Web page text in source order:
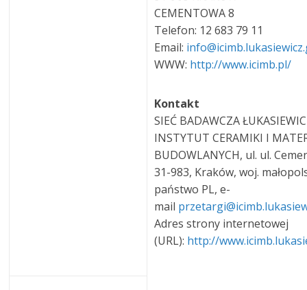
CEMENTOWA 8
Telefon: 12 683 79 11
Email:
WWW: http://www.icimb.pl/
Kontakt
SIEĆ BADAWCZA
INSTYTUT CERAMIKI I
BUDOWLANYCH, ul. ul.
31-983, Kraków, woj.
państwo PL, e-
mail
Adres strony internetowej
(URL): http://